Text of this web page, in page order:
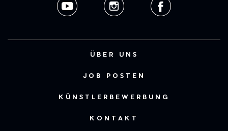
ÜBER UNS
JOB POSTEN
KÜNSTLERBEWERBUNG
KONTAKT